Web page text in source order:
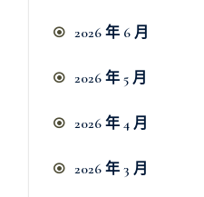
2026 年 6 月
2026 年 5 月
2026 年 4 月
2026 年 3 月